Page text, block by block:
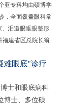
亚专科均由硕博学
，全面覆盖眼科常
、泪道眼眶眼整形
福建省区总院长翁
难眼底"诊疗
士和眼底病科
博士、多位硕